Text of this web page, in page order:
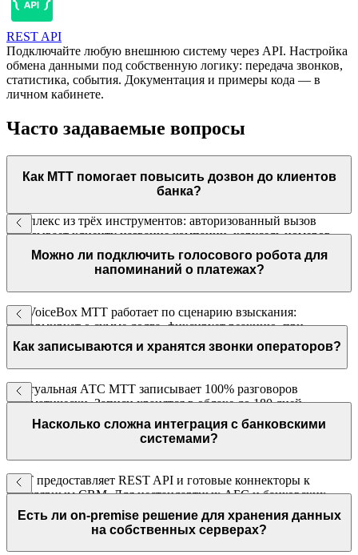
REST API
Подключайте любую внешнюю систему через API. Настройка
обмена данными под собственную логику: передача звонков,
статистика, события. Документация и примеры кода — в
личном кабинете.
Часто задаваемые вопросы
Как МТТ помогает повысить дозвон до клиентов
банка?
Комплекс из трёх инструментов: авторизованный вызов
показывает клиенту название компании, карусель номеров
ротирует исходящие номера, детектор автоответчиков
отсеивает роботов. Вместе они поднимают конверсию
исходящих с 4–6% до 10%.
Можно ли подключить голосового робота для
напоминаний о платежах?
Да. VoiceBox МТТ работает по сценарию взыскания:
информирует о сумме долга, фиксирует реакцию, при
необходимости переводит на оператора. Интегрируется с
вашей CRM или АБС по API.
Как записываются и хранятся звонки операторов?
Виртуальная АТС МТТ записывает 100% разговоров
автоматически. Записи хранятся в облаке до 180 дней,
доступны через личный кабинет с привязкой к карточке
клиента в CRM.
Насколько сложна интеграция с банковскими
системами?
МТТ предоставляет REST API и готовые коннекторы к
популярным CRM. Для нестандартных АБС и банковских
платформ доступна интеграция через API — документация с
примерами кода входит в комплект.
Есть ли on-premise решение для хранения данных
на собственных серверах?